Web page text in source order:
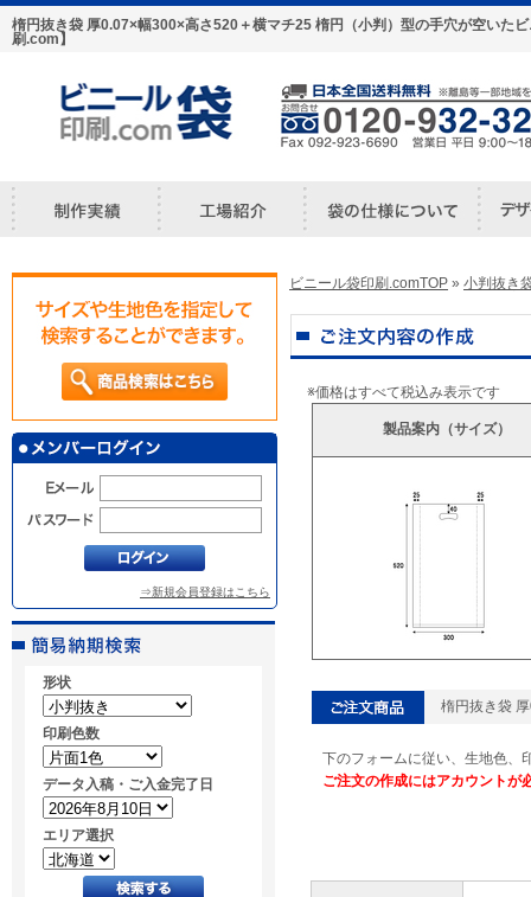
楕円抜き袋 厚0.07×幅300×高さ520＋横マチ25 楕円（小判）型の手穴が空いた
刷.com】
⇒新規会員登録はこちら
形状
印刷色数
データ入稿・ご入金完了日
エリア選択
ビニール袋印刷.comTOP » 小判抜き
※価格はすべて税込み表示です
製品案内（サイズ）
楕円抜き袋
下のフォームに従い、生地色、
ご注文の作成にはアカウントが